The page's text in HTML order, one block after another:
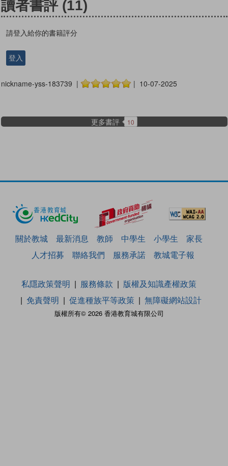
讀者書評 (11)
請登入給你的書籍評分
登入
nickname-yss-183739 | | 10-07-2025
更多書評 10
關於教城 最新消息 教師 中學生 小學生
家長
人才招募
聯絡我們 服務承諾 教城電子報
版權所有© 2026 香港教育城有限公司
私隱政策聲明 服務條款
版權及知識產權政策
免責聲明
促進種族平等政策 無障礙網站設計